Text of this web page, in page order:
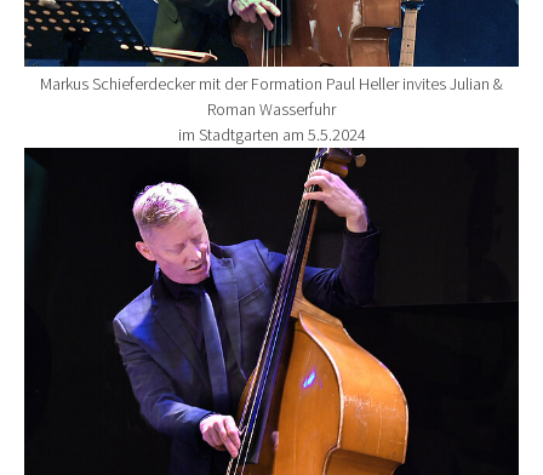
Markus Schieferdecker mit der Formation Paul Heller invites Julian &
Roman Wasserfuhr
im Stadtgarten am 5.5.2024
Show larger version for: